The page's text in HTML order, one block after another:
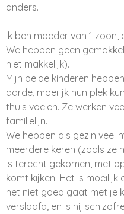
anders.
Ik ben moeder van 1 zoon,
We hebben geen
niet makkelijk).
Mijn beide kinderen
aarde, moeilijk hun plek
thuis voelen. Ze werken
familielijn.
We hebben als gezin veel
meerdere keren (zoals ze
is terecht gekomen, met
komt kijken. Het is
het niet goed gaat met je
verslaafd, en is hij